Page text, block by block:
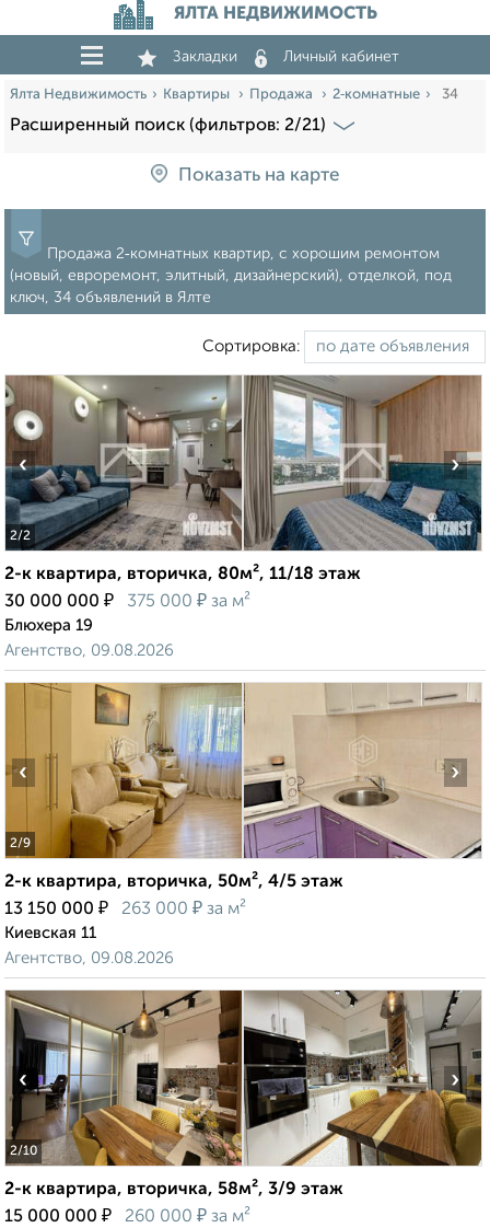
ЯЛТА НЕДВИЖИМОСТЬ
Закладки Личный кабинет
Ялта Недвижимость Квартиры Продажа 2‑комнатные 34
Расширенный поиск (фильтров: 2/21)
Показать на карте
Продажа 2‑комнатных квартир, с хорошим ремонтом
(новый, евроремонт, элитный, дизайнерский), отделкой, под
ключ, 34 объявлений в Ялте
Сортировка:
2/2
‹ ›
2-к квартира, вторичка, 80м², 11/18 этаж
30 000 000 ₽ 375 000 ₽ за м²
Блюхера 19
Агентство, 09.08.2026
2/9
‹ ›
2-к квартира, вторичка, 50м², 4/5 этаж
13 150 000 ₽ 263 000 ₽ за м²
Киевская 11
Агентство, 09.08.2026
2/10
‹ ›
2-к квартира, вторичка, 58м², 3/9 этаж
15 000 000 ₽ 260 000 ₽ за м²